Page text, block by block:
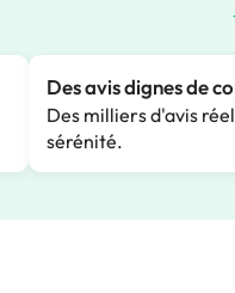
Des avis dignes de
Des milliers d'avis
sérénité.